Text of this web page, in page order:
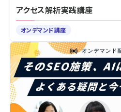
アクセス解析実践講座
オンデマンド講座